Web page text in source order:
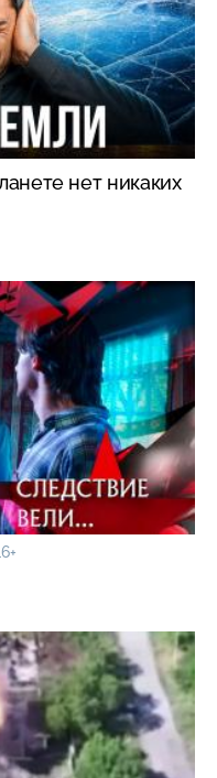
нет никаких